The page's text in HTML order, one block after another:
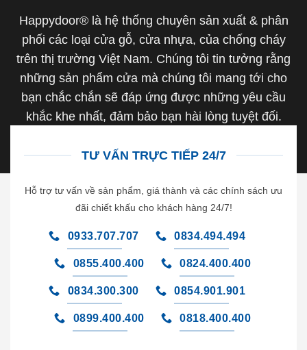
Happydoor® là hệ thống chuyên sản xuất & phân
phối các loại cửa gỗ, cửa nhựa, của chống cháy
trên thị trường Việt Nam. Chúng tôi tin tưởng rằng
những sản phẩm cửa mà chúng tôi mang tới cho
bạn chắc chắn sẽ đáp ứng được những yêu cầu
khắc khe nhất, đảm bảo bạn hài lòng tuyệt đối.
TƯ VẤN TRỰC TIẾP 24/7
Hỗ trợ tư vấn về sản phẩm, giá thành và các chính sách ưu
đãi chiết khấu cho khách hàng 24/7!
0933.707.707 0834.494.494
0855.400.400 0824.400.400
0834.300.300 0854.901.901
0899.400.400 0818.400.400